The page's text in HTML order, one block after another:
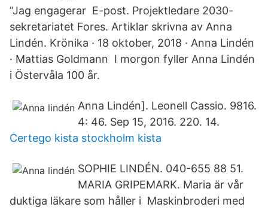
”Jag engagerar E-post. Projektledare 2030-
sekretariatet Fores. Artiklar skrivna av Anna
Lindén. Krönika · 18 oktober, 2018 · Anna Lindén
· Mattias Goldmann I morgon fyller Anna Lindén
i Östervåla 100 år.
Anna Lindén]. Leonell Cassio. 9816.
4: 46. Sep 15, 2016. 220. 14.
Certego kista stockholm kista
SOPHIE LINDÉN. 040-655 88 51.
MARIA GRIPEMARK. Maria är vår
duktiga läkare som håller i Maskinbroderi med